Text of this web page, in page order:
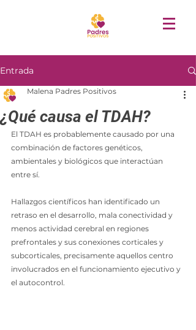
Entrada
¿Qué causa el TDAH?
Malena Padres Positivos
El TDAH es probablemente causado por una
combinación de factores genéticos,
ambientales y biológicos que interactúan
entre sí.
Hallazgos científicos han identificado un
retraso en el desarrollo, mala conectividad y
menos actividad cerebral en regiones
prefrontales y sus conexiones corticales y
subcorticales, precisamente aquellos centro
involucrados en el funcionamiento ejecutivo y
el autocontrol.